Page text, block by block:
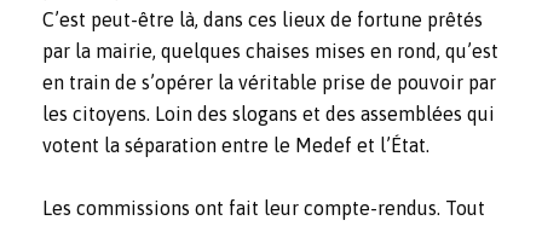
C’est peut-être là, dans ces lieux de fortune prêtés
par la mairie, quelques chaises mises en rond, qu’est
en train de s’opérer la véritable prise de pouvoir par
les citoyens. Loin des slogans et des assemblées qui
votent la séparation entre le Medef et l’État.
Les commissions ont fait leur compte-rendus. Tout